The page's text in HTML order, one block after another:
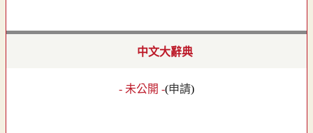
中文大辭典
- 未公開 -(申請)